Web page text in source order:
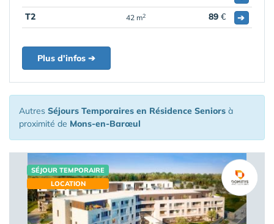
T2
42 m2 89 € ➔
Plus d'infos ➔
Autres Séjours Temporaires en Résidence Seniors à
proximité de Mons-en-Barœul
SÉJOUR TEMPORAIRE
LOCATION